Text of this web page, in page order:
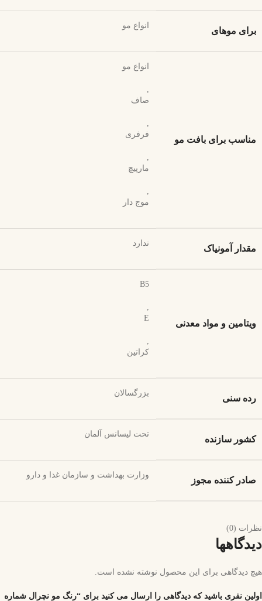
برای موهای
انواع مو
مناسب برای بافت مو
انواع مو
صاف
فرفری
مارپیچ
موج دار
مقدار آمونیاک
ندارد
ویتامین و مواد معدنی
B5
E
کراتین
رده سنی
بزرگسالان
کشور سازنده
تحت لیسانس آلمان
صادر کننده مجوز
وزارت بهداشت و سازمان غذا و دارو
نظرات (0)
دیدگاهها
هیچ دیدگاهی برای این محصول نوشته نشده است.
اولین نفری باشید که دیدگاهی را ارسال می کنید برای “رنگ مو نچرال شماره